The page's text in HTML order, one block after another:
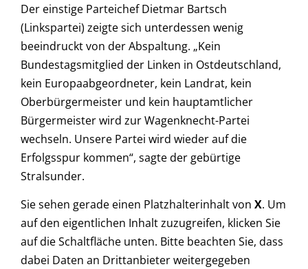
Der einstige Parteichef Dietmar Bartsch
(Linkspartei) zeigte sich unterdessen wenig
beeindruckt von der Abspaltung. „Kein
Bundestagsmitglied der Linken in Ostdeutschland,
kein Europaabgeordneter, kein Landrat, kein
Oberbürgermeister und kein hauptamtlicher
Bürgermeister wird zur Wagenknecht-Partei
wechseln. Unsere Partei wird wieder auf die
Erfolgsspur kommen“, sagte der gebürtige
Stralsunder.
Sie sehen gerade einen Platzhalterinhalt von X. Um
auf den eigentlichen Inhalt zuzugreifen, klicken Sie
auf die Schaltfläche unten. Bitte beachten Sie, dass
dabei Daten an Drittanbieter weitergegeben